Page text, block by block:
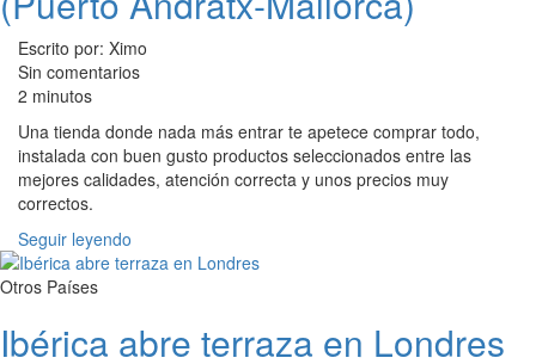
Escrito por: Ximo
Sin comentarios
2 minutos
Una tienda donde nada más entrar te apetece comprar todo,
instalada con buen gusto productos seleccionados entre las
mejores calidades, atención correcta y unos precios muy
correctos.
Seguir leyendo
Otros Países
Ibérica abre terraza en Londres